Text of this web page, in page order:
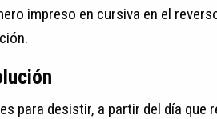
impreso en cursiva en el
para desistir, a partir del día